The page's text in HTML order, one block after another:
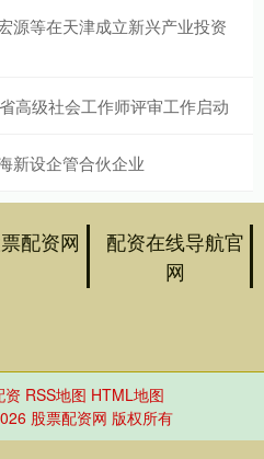
源等在天津成立新兴产业投资
高级社会工作师评审工作启动
新设企管合伙企业
配资网
配资在线导航官
网
资 RSS地图 HTML地图
股票配资网 版权所有